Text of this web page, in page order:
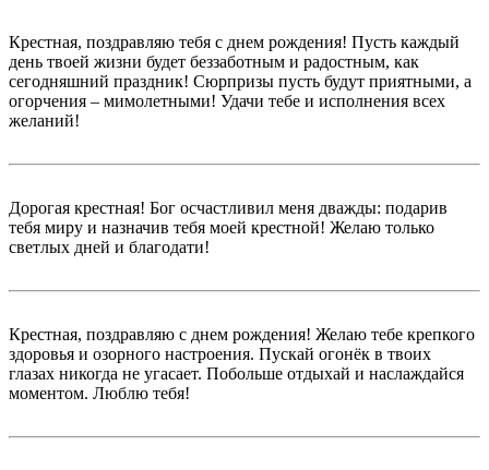
Крестная, поздравляю тебя с днем рождения! Пусть каждый
день твоей жизни будет беззаботным и радостным, как
сегодняшний праздник! Сюрпризы пусть будут приятными, а
огорчения – мимолетными! Удачи тебе и исполнения всех
желаний!
Дорогая крестная! Бог осчастливил меня дважды: подарив
тебя миру и назначив тебя моей крестной! Желаю только
светлых дней и благодати!
Крестная, поздравляю с днем рождения! Желаю тебе крепкого
здоровья и озорного настроения. Пускай огонёк в твоих
глазах никогда не угасает. Побольше отдыхай и наслаждайся
моментом. Люблю тебя!